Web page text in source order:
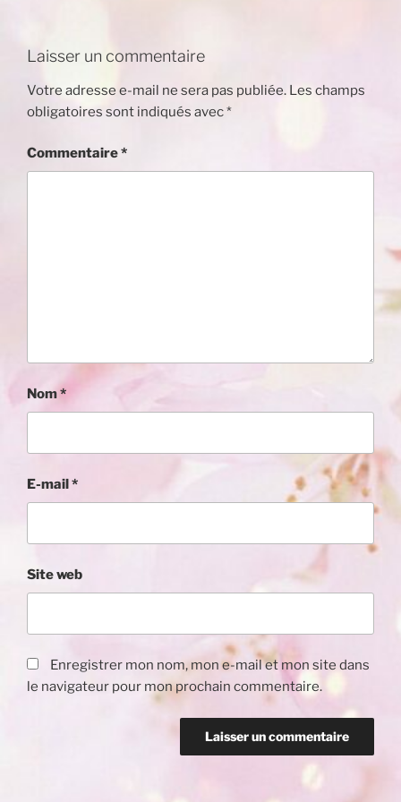
Laisser un commentaire
Votre adresse e-mail ne sera pas publiée. Les champs
obligatoires sont indiqués avec*
Commentaire*
Nom*
E-mail *
Site web
Enregistrer mon nom, mon e-mail et mon site dans
le navigateur pour mon prochain commentaire.